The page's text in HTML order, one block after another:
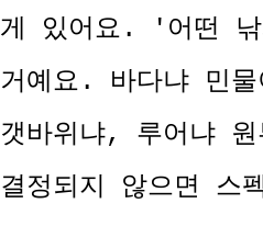
게 있어요. '어떤
거예요. 바다냐 민
갯바위냐, 루어냐 원
결정되지 않으면 스